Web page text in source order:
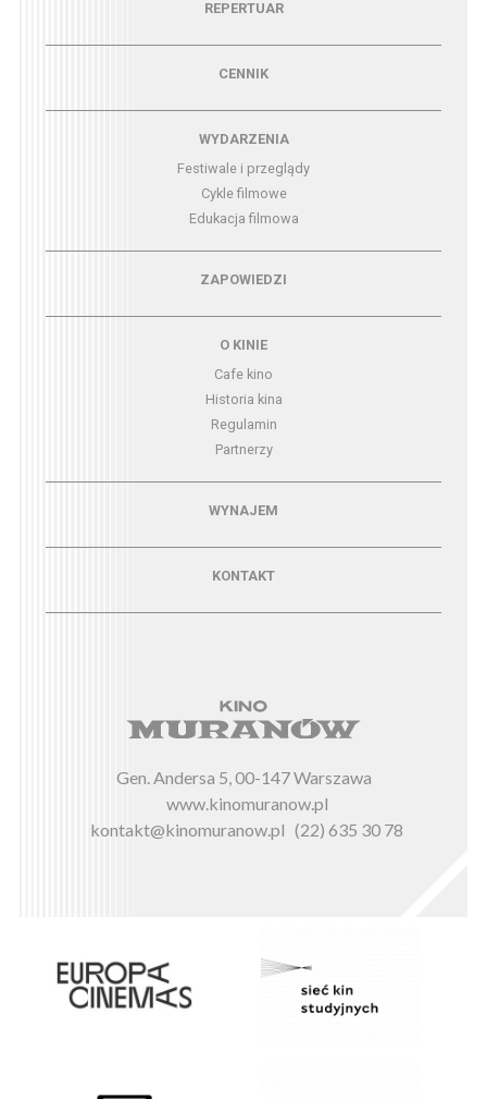
Menu - repertuarREPERTUAR
CENNIK
Menu - wydarzeniaWYDARZENIA
Festiwale i przeglądy
Cykle filmowe
Edukacja filmowa
Menu - zapowiedziZAPOWIEDZI
O KINIE
Cafe kino
Historia kina
Regulamin
Partnerzy
Menu - wynajemWYNAJEM
KONTAKT
Gen. Andersa 5, 00-147 Warszawa
www.kinomuranow.pl
kontakt@kinomuranow.pl (22) 635 30 78